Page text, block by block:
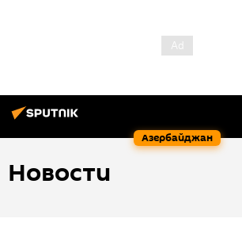
Азербайджан
Новости